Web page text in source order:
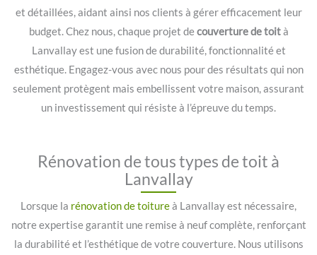
et détaillées, aidant ainsi nos clients à gérer efficacement leur
budget. Chez nous, chaque projet decouverture de toità
Lanvallay est une fusion de durabilité, fonctionnalité et
esthétique. Engagez-vous avec nous pour des résultats qui non
seulement protègent mais embellissent votre maison, assurant
un investissement qui résiste à l’épreuve du temps.
Rénovation de tous types de toit à
Lanvallay
Lorsque la rénovation de toitureà Lanvallay est nécessaire,
notre expertise garantit une remise à neuf complète, renforçant
la durabilité et l’esthétique de votre couverture. Nous utilisons